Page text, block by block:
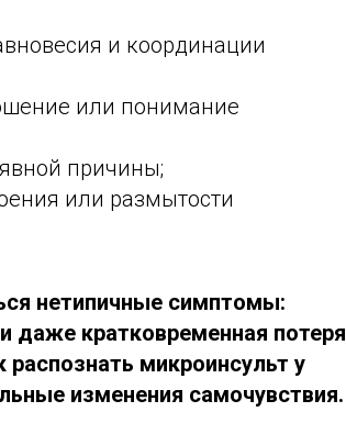
и координации
или понимание
причины;
или размытости
нетипичные симптомы:
даже кратковременная потеря
микроинсульт у
изменения самочувствия.